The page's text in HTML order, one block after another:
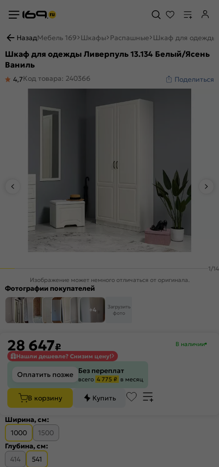
НазадМебель 169 Шкафы Распашные Шкаф для одежды
Шкаф для одежды Ливерпуль 13.134 Белый/Ясень
Ваниль
4,7Код товара: 240366 Поделиться
1/14
Изображение может немного отличаться от оригинала.
Фотографии покупателей
+4
Загрузить
фото
28 647₽
В наличии
Нашли дешевле? Снизим цену!
Оплатить позже Без переплат
всего 4 775 ₽ в месяц
В корзину Купить
Ширина, см:
1000
1500
Глубина, см:
414
541